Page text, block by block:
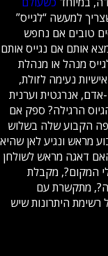
למעשה “לגייס”
טובים אם נחפש
אותם אם נגייס אותם
מנהל או מנהלת
נעימה לזולת,
אנרגטית וערנית
הרגילה? ספק אם
הקבוע שלה בשלוש
מראש ונגיע לאן שהיא
דאגה מראש לשולחן
המקום?, מקבלת
מתקשרת עם
היתרונות שיש